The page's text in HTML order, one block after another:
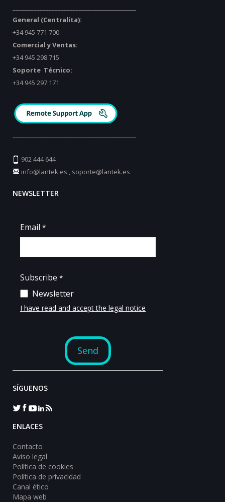
General (Centralita):
+34 945 771 700
Comercial y Ventas:
+34 945 298 715
Soporte Técnico:
+34 945 297 171
902 444 644
info@lantek.es
soporte@lantek.es
NEWSLETTER
SÍGUENOS
ENLACES
Contacto
Aviso legal
Política de cookies
Política de privacidad
Canal ético
Mapa web